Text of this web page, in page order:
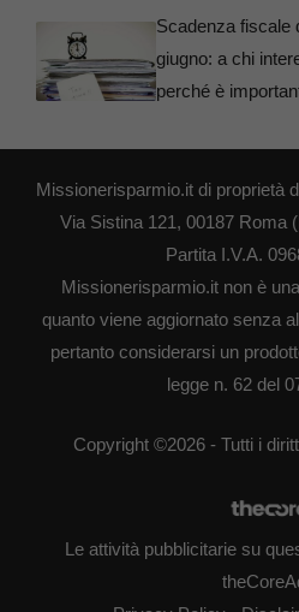
Scadenza fiscale
giugno: a chi
perché è
Missionerisparmio.it di proprietà
Via Sistina 121, 00187 Roma
Partita I.V.A.
Missionerisparmio.it non è
quanto viene aggiornato senza
pertanto considerarsi un
legge n. 62 del
Copyright ©2026 - Tutti i
Le attività pubblicitarie su